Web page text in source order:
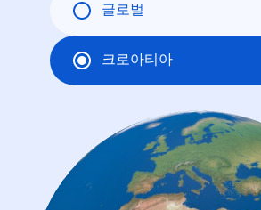
글로벌
크로아티아